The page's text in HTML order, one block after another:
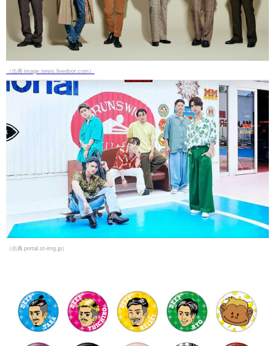
（出典 image.news.livedoor.com）
（出典 portal.st-img.jp）